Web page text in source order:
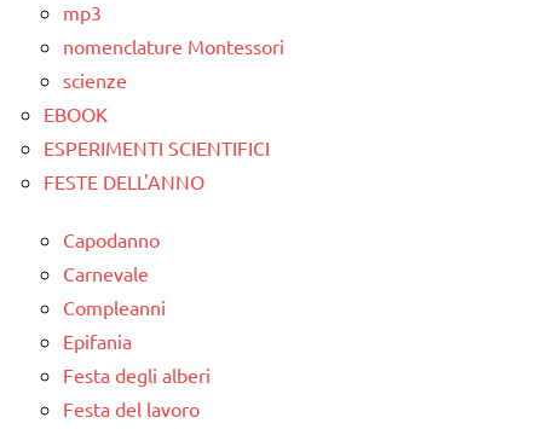
mp3
nomenclature Montessori
scienze
EBOOK
ESPERIMENTI SCIENTIFICI
FESTE DELL'ANNO
Capodanno
Carnevale
Compleanni
Epifania
Festa degli alberi
Festa del lavoro